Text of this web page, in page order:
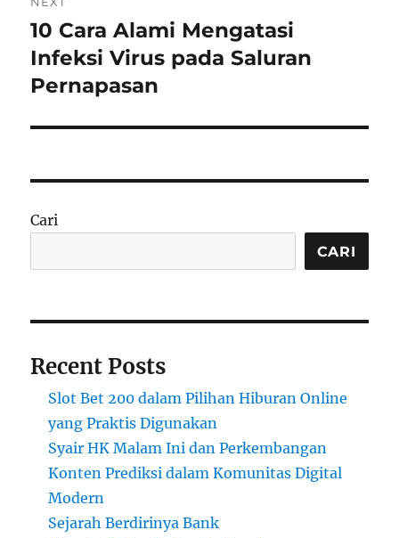
Next
post:
10 Cara Alami Mengatasi
Infeksi Virus pada Saluran
Pernapasan
Cari
CARI
Recent Posts
Slot Bet 200 dalam Pilihan Hiburan Online
yang Praktis Digunakan
Syair HK Malam Ini dan Perkembangan
Konten Prediksi dalam Komunitas Digital
Modern
Sejarah Berdirinya Bank